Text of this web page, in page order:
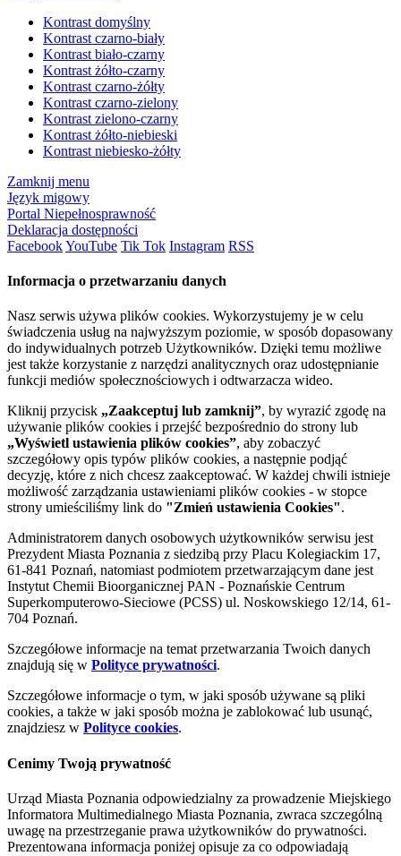
Kontrast domyślny
Kontrast czarno-biały
Kontrast biało-czarny
Kontrast żółto-czarny
Kontrast czarno-żółty
Kontrast czarno-zielony
Kontrast zielono-czarny
Kontrast żółto-niebieski
Kontrast niebiesko-żółty
Zamknij menu
Język migowy
Portal Niepełnosprawność
Deklaracja dostępności
FacebookYouTube Tik Tok Instagram RSS
Informacja o przetwarzaniu danych
Nasz serwis używa plików cookies. Wykorzystujemy je w celu
świadczenia usług na najwyższym poziomie, w sposób dopasowany
do indywidualnych potrzeb Użytkowników. Dzięki temu możliwe
jest także korzystanie z narzędzi analitycznych oraz udostępnianie
funkcji mediów społecznościowych i odtwarzacza wideo.
Kliknij przycisk „Zaakceptuj lub zamknij”, by wyrazić zgodę na
używanie plików cookies i przejść bezpośrednio do strony lub
„Wyświetl ustawienia plików cookies”, aby zobaczyć
szczegółowy opis typów plików cookies, a następnie podjąć
decyzję, które z nich chcesz zaakceptować. W każdej chwili istnieje
możliwość zarządzania ustawieniami plików cookies - w stopce
strony umieściliśmy link do "Zmień ustawienia Cookies".
Administratorem danych osobowych użytkowników serwisu jest
Prezydent Miasta Poznania z siedzibą przy Placu Kolegiackim 17,
61-841 Poznań, natomiast podmiotem przetwarzającym dane jest
Instytut Chemii Bioorganicznej PAN - Poznańskie Centrum
Superkomputerowo-Sieciowe (PCSS) ul. Noskowskiego 12/14, 61-
704 Poznań.
Szczegółowe informacje na temat przetwarzania Twoich danych
znajdują się w Polityce prywatności.
Szczegółowe informacje o tym, w jaki sposób używane są pliki
cookies, a także w jaki sposób można je zablokować lub usunąć,
znajdziesz w Polityce cookies.
Cenimy Twoją prywatność
Urząd Miasta Poznania odpowiedzialny za prowadzenie Miejskiego
Informatora Multimedialnego Miasta Poznania, zwraca szczególną
uwagę na przestrzeganie prawa użytkowników do prywatności.
Prezentowana informacja poniżej opisuje za co odpowiadają